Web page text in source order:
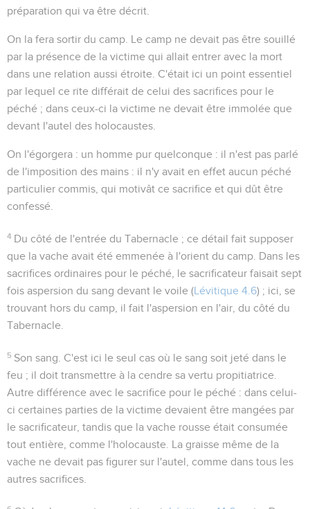
préparation qui va être décrit.
On la fera sortir du camp . Le camp ne devait pas être souillé
par la présence de la victime qui allait entrer avec la mort
dans une relation aussi étroite. C'était ici un point essentiel
par lequel ce rite différait de celui des sacrifices pour le
péché ; dans ceux-ci la victime ne devait être immolée que
devant l'autel des holocaustes.
On l'égorgera : un homme pur quelconque : il n'est pas parlé
de l'imposition des mains : il n'y avait en effet aucun péché
particulier commis, qui motivât ce sacrifice et qui dût être
confessé.
4 Du côté de l'entrée du Tabernacle ; ce détail fait supposer
que la vache avait été emmenée à l'orient du camp. Dans les
sacrifices ordinaires pour le péché, le sacrificateur faisait sept
fois aspersion du sang devant le voile (Lévitique 4.6) ; ici, se
trouvant hors du camp, il fait l'aspersion en l'air, du côté du
Tabernacle.
5 Son sang . C'est ici le seul cas où le sang soit jeté dans le
feu ; il doit transmettre à la cendre sa vertu propitiatrice.
Autre différence avec le sacrifice pour le péché : dans celui-
ci certaines parties de la victime devaient être mangées par
le sacrificateur, tandis que la vache rousse était consumée
tout entière, comme l'holocauste. La graisse même de la
vache ne devait pas figurer sur l'autel, comme dans tous les
autres sacrifices.